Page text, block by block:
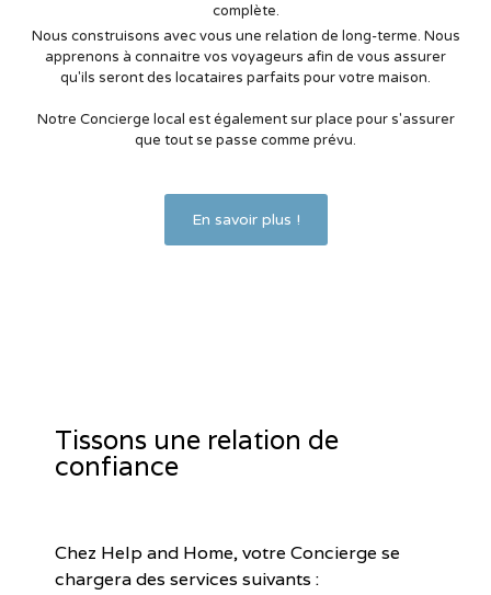
complète.
Nous construisons avec vous une relation de long-terme. Nous
apprenons à connaitre vos voyageurs afin de vous assurer
qu'ils seront des locataires parfaits pour votre maison.
Notre Concierge local est également sur place pour s'assurer
que tout se passe comme prévu.
En savoir plus !
Tissons une relation de
confiance
Chez Help and Home, votre Concierge se
chargera des services suivants :